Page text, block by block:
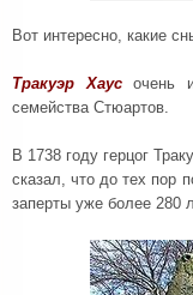
Вот интересно, какие
Тракуэр Хаусочень
семейства Стюартов.
В 1738 году герцог
сказал, что до тех пор
заперты уже более 280